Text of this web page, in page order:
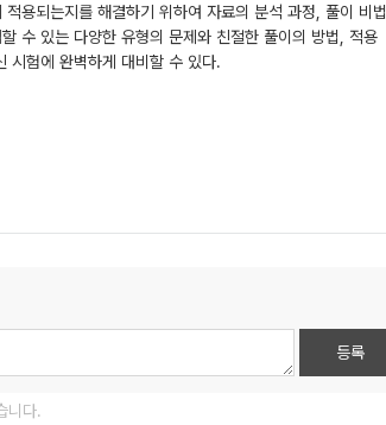
용되는지를 해결하기 위하여 자료의 분석 과정, 풀이 비법,
수 있는 다양한 유형의 문제와 친절한 풀이의 방법, 적용
시험에 완벽하게 대비할 수 있다.
등록
니다.